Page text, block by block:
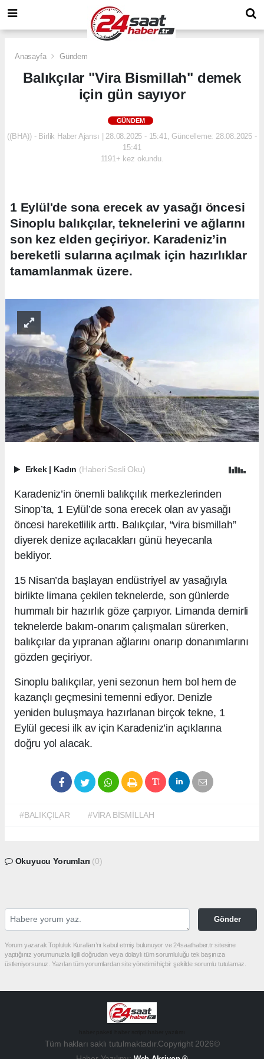
Anasayfa Gündem
Balıkçılar "Vira Bismillah" demek
için gün sayıyor
GÜNDEM
((BHA)) - Birlik Haber Ajansı | 28.08.2025 - 15:41, Güncelleme: 28.08.2025 -
15:41
1191+ kez okundu.
1 Eylül'de sona erecek av yasağı öncesi
Sinoplu balıkçılar, teknelerini ve ağlarını
son kez elden geçiriyor. Karadeniz’in
bereketli sularına açılmak için hazırlıklar
tamamlanmak üzere.
Erkek | Kadın (Haberi Sesli Oku)
Karadeniz’in önemli balıkçılık merkezlerinden
Sinop’ta, 1 Eylül’de sona erecek olan av yasağı
öncesi hareketlilik arttı. Balıkçılar, “vira bismillah”
diyerek denize açılacakları günü heyecanla
bekliyor.
15 Nisan’da başlayan endüstriyel av yasağıyla
birlikte limana çekilen teknelerde, son günlerde
hummalı bir hazırlık göze çarpıyor. Limanda demirli
teknelerde bakım-onarım çalışmaları sürerken,
balıkçılar da yıpranan ağlarını onarıp donanımlarını
gözden geçiriyor.
Sinoplu balıkçılar, yeni sezonun hem bol hem de
kazançlı geçmesini temenni ediyor. Denizle
yeniden buluşmaya hazırlanan birçok tekne, 1
Eylül gecesi ilk av için Karadeniz’in açıklarına
doğru yol alacak.
#BALIKÇILAR #VİRA BİSMİLLAH
Okuyucu Yorumları (0)
Gönder
Yorum yazarak Topluluk Kuralları’nı kabul etmiş bulunuyor ve 24saathaber.tr sitesine
yaptığınız yorumunuzla ilgili doğrudan veya dolaylı tüm sorumluluğu tek başınıza
üstleniyorsunuz. Yazılan tüm yorumlardan site yönetimi hiçbir şekilde sorumlu tutulamaz.
Tüm hakları saklı tutulmaktadır.Copyright 2026©